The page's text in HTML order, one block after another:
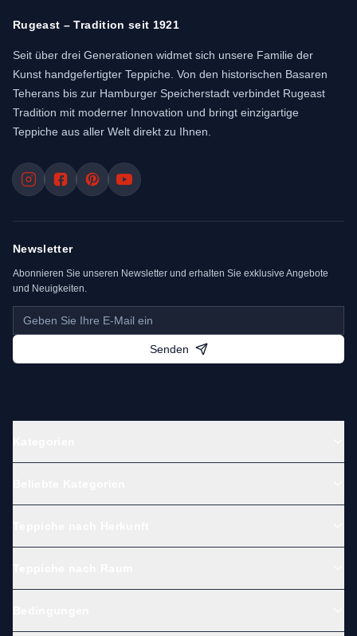
Rugeast – Tradition seit 1921
Seit über drei Generationen widmet sich unsere Familie der
Kunst handgefertigter Teppiche. Von den historischen Basaren
Teherans bis zur Hamburger Speicherstadt verbindet Rugeast
Tradition mit moderner Innovation und bringt einzigartige
Teppiche aus aller Welt direkt zu Ihnen.
Newsletter
Abonnieren Sie unseren Newsletter und erhalten Sie exklusive Angebote
und Neuigkeiten.
Senden